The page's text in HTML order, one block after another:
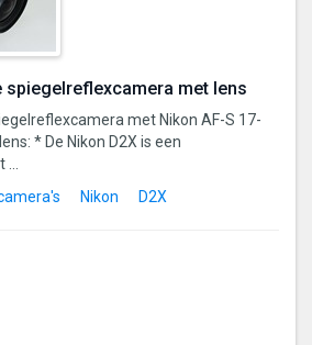
spiegelreflexcamera met lens
met Nikon AF-S 17-
* De Nikon D2X is een
Nikon D2X